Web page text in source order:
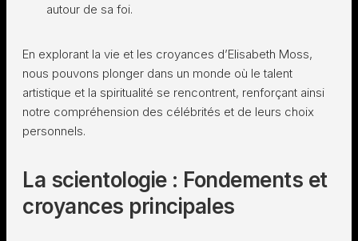
autour de sa foi.
En explorant la vie et les croyances d’Elisabeth Moss,
nous pouvons plonger dans un monde où le talent
artistique et la spiritualité se rencontrent, renforçant ainsi
notre compréhension des célébrités et de leurs choix
personnels.
La scientologie : Fondements et
croyances principales